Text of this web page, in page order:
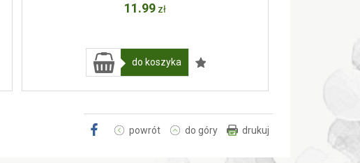
11.99 zł
do koszyka
powrót do góry drukuj